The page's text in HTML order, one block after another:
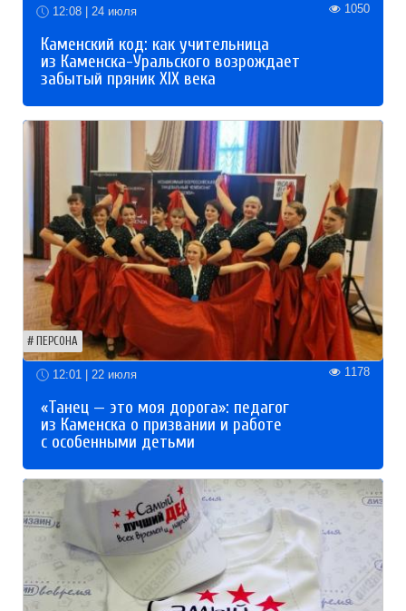
12:08 | 24 июля 1050
Каменский код: как учительница
из Каменска-Уральского возрождает
забытый пряник XIX века
ПЕРСОНА
12:01 | 22 июля 1178
«Танец — это моя дорога»: педагог
из Каменска о призвании и работе
с особенными детьми